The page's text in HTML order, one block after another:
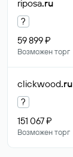
riposa.ru
?
59 899 ₽
Возможен торг
clickwood.ru
?
151 067 ₽
Возможен торг